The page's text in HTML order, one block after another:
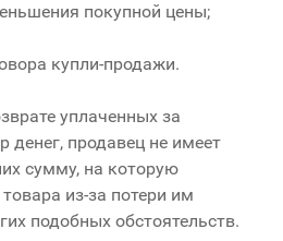
покупной цены;
купли-продажи.
уплаченных за
денег, продавец не имеет
сумму, на которую
из-за потери им
подобных обстоятельств.